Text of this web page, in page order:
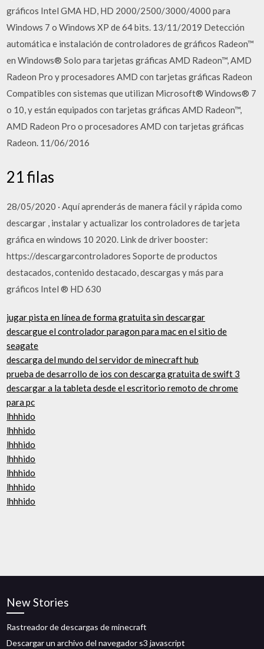
gráficos Intel GMA HD, HD 2000/2500/3000/4000 para
Windows 7 o Windows XP de 64 bits. 13/11/2019 Detección
automática e instalación de controladores de gráficos Radeon™
en Windows® Solo para tarjetas gráficas AMD Radeon™, AMD
Radeon Pro y procesadores AMD con tarjetas gráficas Radeon
Compatibles con sistemas que utilizan Microsoft® Windows® 7
o 10, y están equipados con tarjetas gráficas AMD Radeon™,
AMD Radeon Pro o procesadores AMD con tarjetas gráficas
Radeon. 11/06/2016
21 filas
28/05/2020 · Aquí aprenderás de manera fácil y rápida como
descargar , instalar y actualizar los controladores de tarjeta
gráfica en windows 10 2020. Link de driver booster:
https://descargarcontroladores Soporte de productos
destacados, contenido destacado, descargas y más para
gráficos Intel ® HD 630
jugar pista en línea de forma gratuita sin descargar
descargue el controlador paragon para mac en el sitio de
seagate
descarga del mundo del servidor de minecraft hub
prueba de desarrollo de ios con descarga gratuita de swift 3
descargar a la tableta desde el escritorio remoto de chrome
para pc
lhhhido
lhhhido
lhhhido
lhhhido
lhhhido
lhhhido
lhhhido
New Stories
Rastreador de descargas de minecraft
Descargar un archivo del navegador s3 javascript